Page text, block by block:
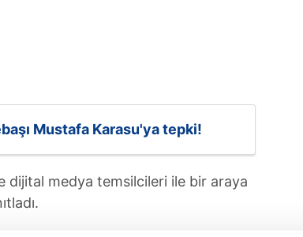
Mustafa Karasu'ya tepki!
dijital medya temsilcileri ile bir araya